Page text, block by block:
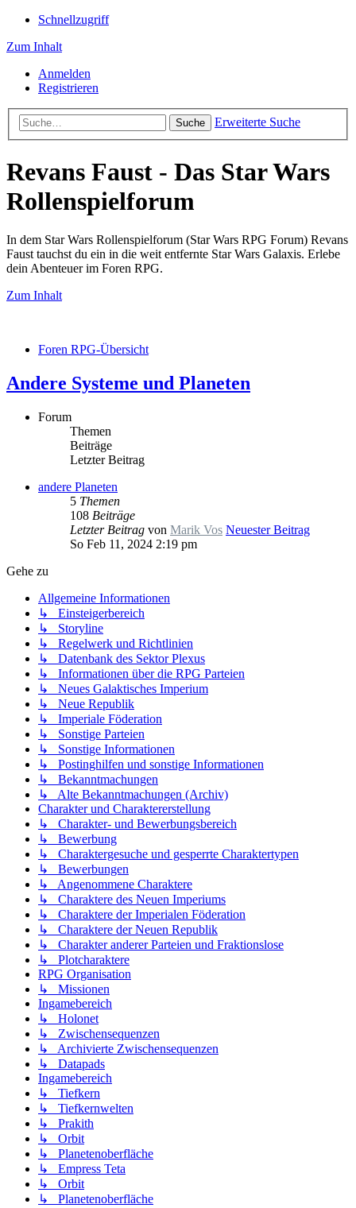
Schnellzugriff
Zum Inhalt
Anmelden
Registrieren
Suche Erweiterte Suche
Revans Faust - Das Star Wars
Rollenspielforum
In dem Star Wars Rollenspielforum (Star Wars RPG Forum) Revans
Faust tauchst du ein in die weit entfernte Star Wars Galaxis. Erlebe
dein Abenteuer im Foren RPG.
Zum Inhalt
Foren RPG-Übersicht
Andere Systeme und Planeten
Forum
Themen
Beiträge
Letzter Beitrag
andere Planeten
5 Themen
108 Beiträge
Letzter Beitrag von Marik Vos Neuester Beitrag
So Feb 11, 2024 2:19 pm
Gehe zu
Allgemeine Informationen
↳ Einsteigerbereich
↳ Storyline
↳ Regelwerk und Richtlinien
↳ Datenbank des Sektor Plexus
↳ Informationen über die RPG Parteien
↳ Neues Galaktisches Imperium
↳ Neue Republik
↳ Imperiale Föderation
↳ Sonstige Parteien
↳ Sonstige Informationen
↳ Postinghilfen und sonstige Informationen
↳ Bekanntmachungen
↳ Alte Bekanntmachungen (Archiv)
Charakter und Charaktererstellung
↳ Charakter- und Bewerbungsbereich
↳ Bewerbung
↳ Charaktergesuche und gesperrte Charaktertypen
↳ Bewerbungen
↳ Angenommene Charaktere
↳ Charaktere des Neuen Imperiums
↳ Charaktere der Imperialen Föderation
↳ Charaktere der Neuen Republik
↳ Charakter anderer Parteien und Fraktionslose
↳ Plotcharaktere
RPG Organisation
↳ Missionen
Ingamebereich
↳ Holonet
↳ Zwischensequenzen
↳ Archivierte Zwischensequenzen
↳ Datapads
Ingamebereich
↳ Tiefkern
↳ Tiefkernwelten
↳ Prakith
↳ Orbit
↳ Planetenoberfläche
↳ Empress Teta
↳ Orbit
↳ Planetenoberfläche